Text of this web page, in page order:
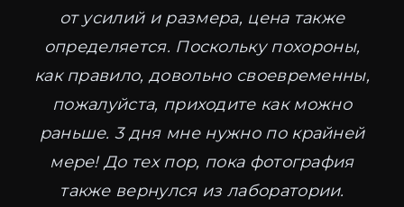
от усилий и размера, цена также
определяется. Поскольку похороны,
как правило, довольно своевременны,
пожалуйста, приходите как можно
раньше. 3 дня мне нужно по крайней
мере! До тех пор, пока фотография
также вернулся из лаборатории.